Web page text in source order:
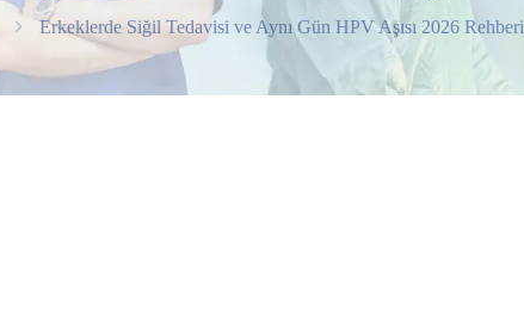
Erkeklerde Siğil Tedavisi ve Aynı Gün HPV Aşısı 2026 Rehberi